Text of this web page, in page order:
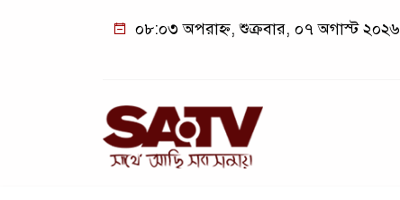
০৮:০৩ অপরাহ্ন, শুক্রবার, ০৭ অগাস্ট ২০২৬